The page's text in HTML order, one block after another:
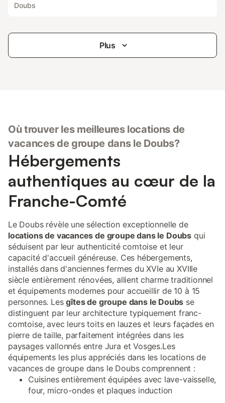
Doubs
Plus
Où trouver les meilleures locations de
vacances de groupe dans le Doubs?
Hébergements
authentiques au cœur de la
Franche-Comté
Le Doubs révèle une sélection exceptionnelle de
locations de vacances de groupe dans le Doubs qui
séduisent par leur authenticité comtoise et leur
capacité d'accueil généreuse. Ces hébergements,
installés dans d'anciennes fermes du XVIe au XVIIIe
siècle entièrement rénovées, allient charme traditionnel
et équipements modernes pour accueillir de 10 à 15
personnes. Lesgîtes de groupe dans le Doubs se
distinguent par leur architecture typiquement franc-
comtoise, avec leurs toits en lauzes et leurs façades en
pierre de taille, parfaitement intégrées dans les
paysages vallonnés entre Jura et Vosges.Les
équipements les plus appréciés dans les locations de
vacances de groupe dans le Doubs comprennent :
Cuisines entièrement équipées avec lave-vaisselle,
four, micro-ondes et plaques induction